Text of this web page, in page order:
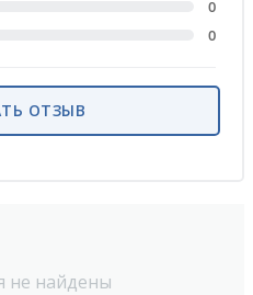
не найдены
0
0
ОТЗЫВ